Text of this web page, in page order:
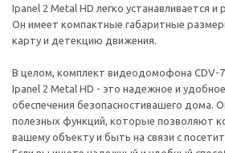
Ipanel 2 Metal HD легко устанавливается и
Он имеет компактные габаритные
карту и детекцию движения.
В целом, комплект видеодомофона CDV-
Ipanel 2 Metal HD - это надежное и
обеспечения безопасностивашего дома.
полезных функций, которые позволяют
вашему объекту и быть на связи с